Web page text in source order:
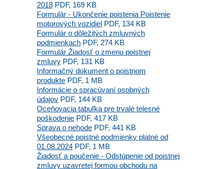
2018 PDF, 169 KB
Formulár - Ukončenie poistenia Poistenie
motorových vozidiel PDF, 134 KB
Formulár o dôležitých zmluvných
podmienkach PDF, 274 KB
Formulár Žiadosť o zmenu poistnej
zmluvy PDF, 131 KB
Informačný dokument o poistnom
produkte PDF, 1 MB
Informácie o spracúvaní osobných
údajov PDF, 144 KB
Oceňovacia tabuľka pre trvalé telesné
poškodenie PDF, 417 KB
Sprava o nehode PDF, 441 KB
Všeobecné poistné podmienky platné od
01.08.2024 PDF, 1 MB
Žiadosť a poučenie - Odstúpenie od poistnej
zmluvy uzavretej formou obchodu na